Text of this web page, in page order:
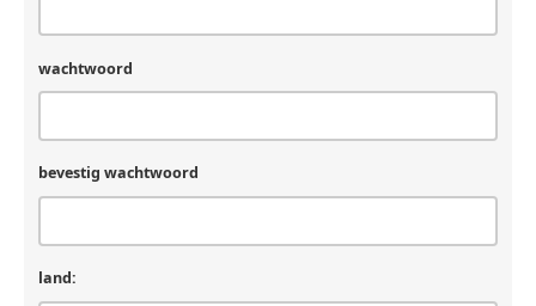
wachtwoord
bevestig wachtwoord
land: